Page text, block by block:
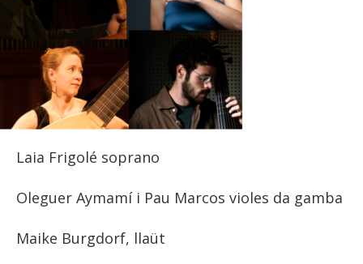
Laia Frigolé soprano
Oleguer Aymamí i Pau Marcos violes da gamba
Maike Burgdorf, llaüt